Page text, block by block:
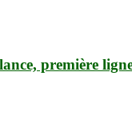
première ligne